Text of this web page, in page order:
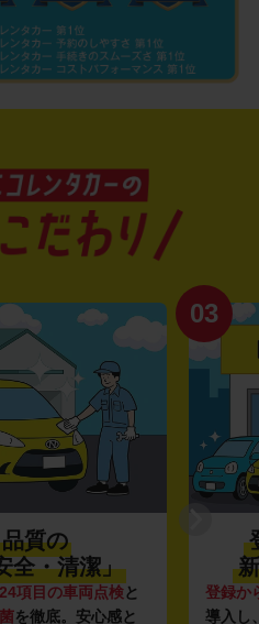
質の
全・清潔」
24項目の車両点検と
を徹底。安心感と
03
登録か
導入し